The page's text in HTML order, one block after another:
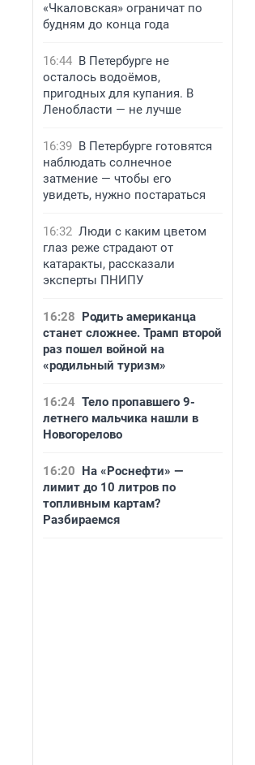
«Чкаловская» ограничат по
будням до конца года
16:44 В Петербурге не
осталось водоёмов,
пригодных для купания. В
Ленобласти — не лучше
16:39 В Петербурге готовятся
наблюдать солнечное
затмение — чтобы его
увидеть, нужно постараться
16:32 Люди с каким цветом
глаз реже страдают от
катаракты, рассказали
эксперты ПНИПУ
16:28 Родить американца
станет сложнее. Трамп второй
раз пошел войной на
«родильный туризм»
16:24 Тело пропавшего 9-
летнего мальчика нашли в
Новогорелово
16:20 На «Роснефти» —
лимит до 10 литров по
топливным картам?
Разбираемся